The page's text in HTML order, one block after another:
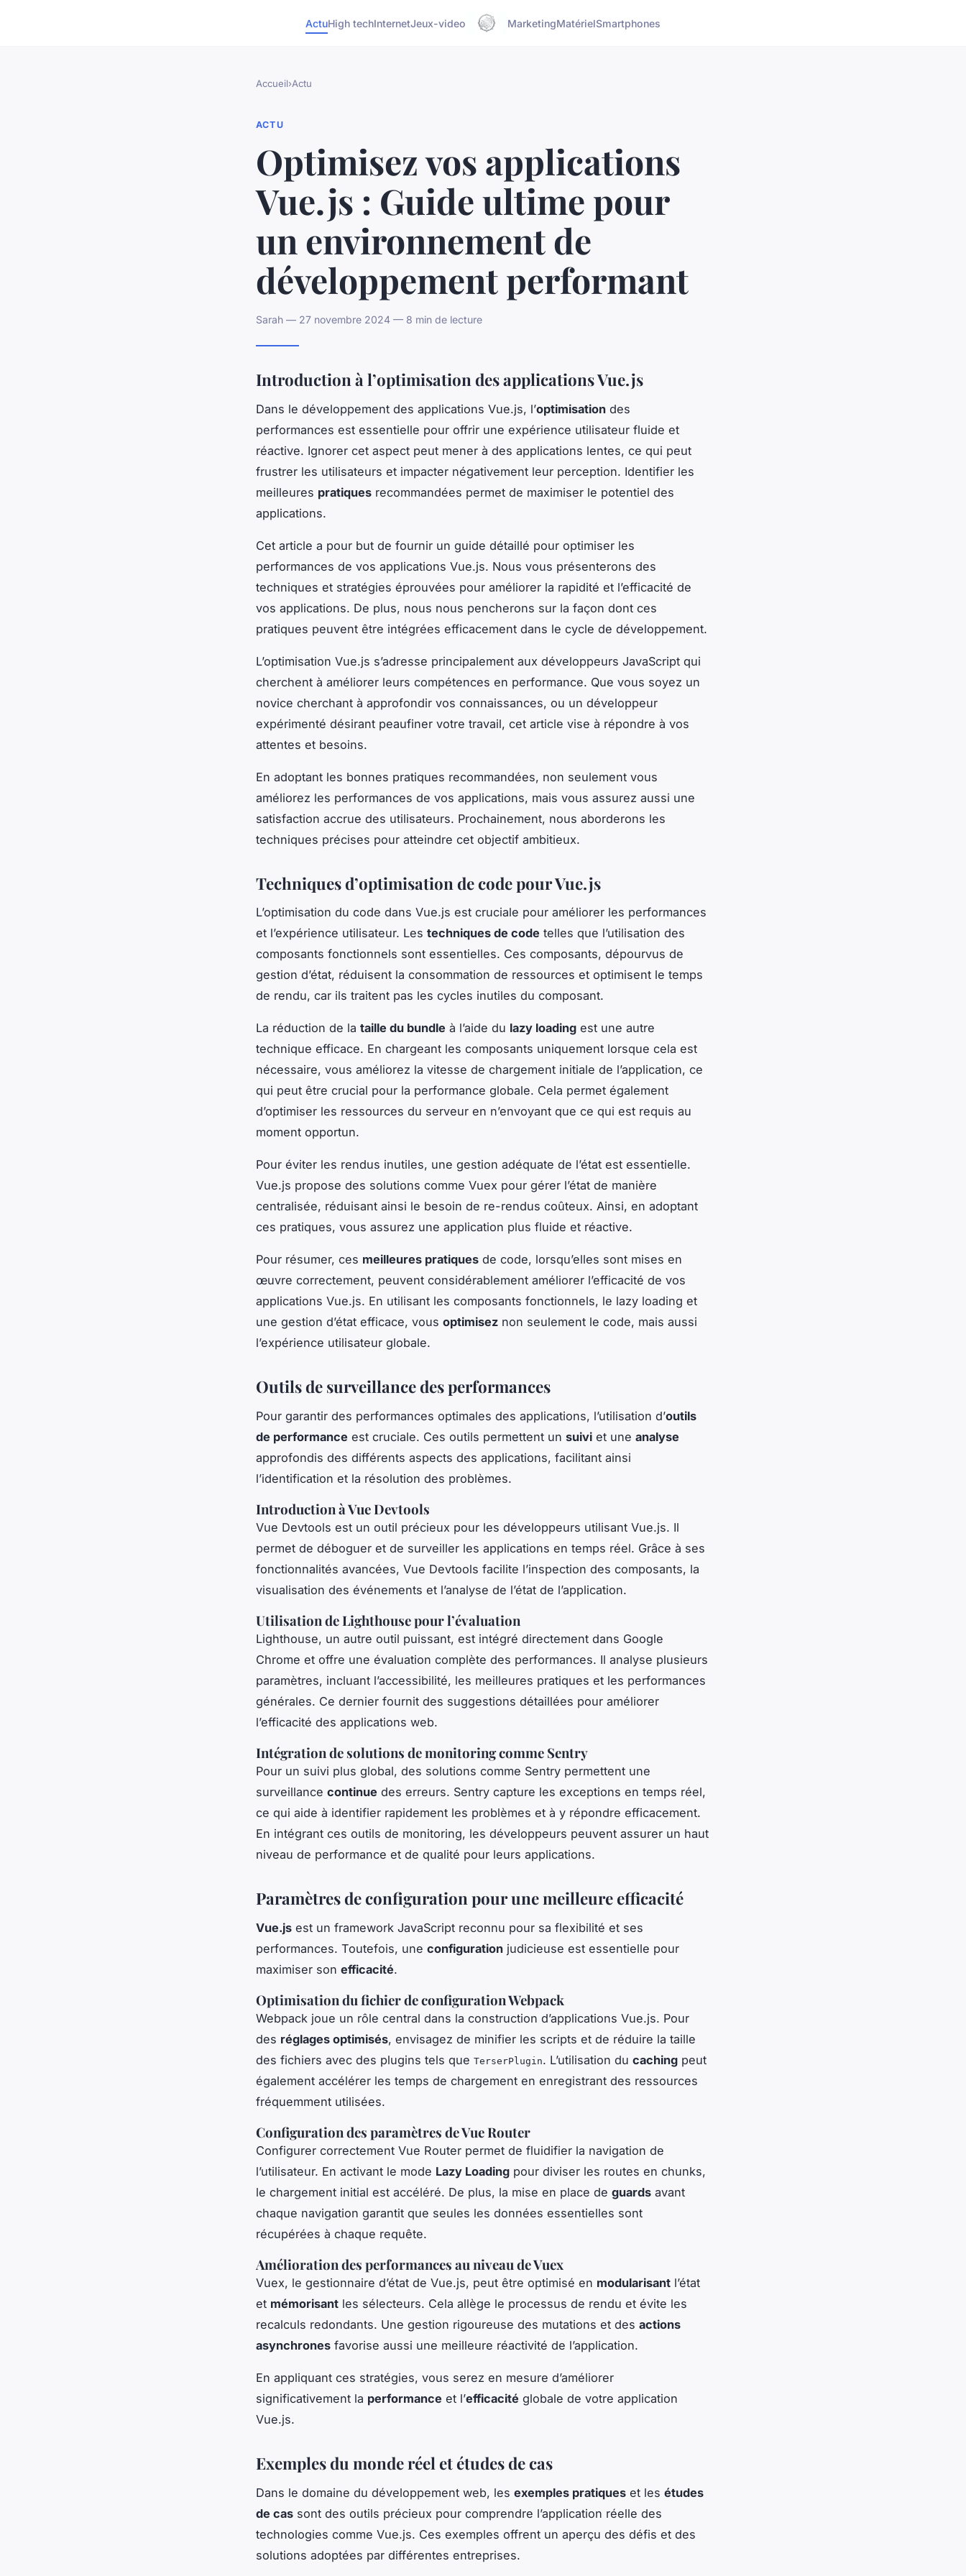
ActuHigh techInternetJeux-video MarketingMatérielSmartphones
Accueil›Actu
ACTU
Optimisez vos applications
Vue.js : Guide ultime pour
un environnement de
développement performant
Sarah — 27 novembre 2024 — 8 min de lecture
Introduction à l’optimisation des applications Vue.js
Dans le développement des applications Vue.js, l’optimisation des
performances est essentielle pour offrir une expérience utilisateur fluide et
réactive. Ignorer cet aspect peut mener à des applications lentes, ce qui peut
frustrer les utilisateurs et impacter négativement leur perception. Identifier les
meilleures pratiques recommandées permet de maximiser le potentiel des
applications.
Cet article a pour but de fournir un guide détaillé pour optimiser les
performances de vos applications Vue.js. Nous vous présenterons des
techniques et stratégies éprouvées pour améliorer la rapidité et l’efficacité de
vos applications. De plus, nous nous pencherons sur la façon dont ces
pratiques peuvent être intégrées efficacement dans le cycle de développement.
L’optimisation Vue.js s’adresse principalement aux développeurs JavaScript qui
cherchent à améliorer leurs compétences en performance. Que vous soyez un
novice cherchant à approfondir vos connaissances, ou un développeur
expérimenté désirant peaufiner votre travail, cet article vise à répondre à vos
attentes et besoins.
En adoptant les bonnes pratiques recommandées, non seulement vous
améliorez les performances de vos applications, mais vous assurez aussi une
satisfaction accrue des utilisateurs. Prochainement, nous aborderons les
techniques précises pour atteindre cet objectif ambitieux.
Techniques d’optimisation de code pour Vue.js
L’optimisation du code dans Vue.js est cruciale pour améliorer les performances
et l’expérience utilisateur. Les techniques de code telles que l’utilisation des
composants fonctionnels sont essentielles. Ces composants, dépourvus de
gestion d’état, réduisent la consommation de ressources et optimisent le temps
de rendu, car ils traitent pas les cycles inutiles du composant.
La réduction de la taille du bundle à l’aide du lazy loading est une autre
technique efficace. En chargeant les composants uniquement lorsque cela est
nécessaire, vous améliorez la vitesse de chargement initiale de l’application, ce
qui peut être crucial pour la performance globale. Cela permet également
d’optimiser les ressources du serveur en n’envoyant que ce qui est requis au
moment opportun.
Pour éviter les rendus inutiles, une gestion adéquate de l’état est essentielle.
Vue.js propose des solutions comme Vuex pour gérer l’état de manière
centralisée, réduisant ainsi le besoin de re-rendus coûteux. Ainsi, en adoptant
ces pratiques, vous assurez une application plus fluide et réactive.
Pour résumer, ces meilleures pratiques de code, lorsqu’elles sont mises en
œuvre correctement, peuvent considérablement améliorer l’efficacité de vos
applications Vue.js. En utilisant les composants fonctionnels, le lazy loading et
une gestion d’état efficace, vous optimisez non seulement le code, mais aussi
l’expérience utilisateur globale.
Outils de surveillance des performances
Pour garantir des performances optimales des applications, l’utilisation d’outils
de performance est cruciale. Ces outils permettent un suivi et une analyse
approfondis des différents aspects des applications, facilitant ainsi
l’identification et la résolution des problèmes.
Introduction à Vue Devtools
Vue Devtools est un outil précieux pour les développeurs utilisant Vue.js. Il
permet de déboguer et de surveiller les applications en temps réel. Grâce à ses
fonctionnalités avancées, Vue Devtools facilite l’inspection des composants, la
visualisation des événements et l’analyse de l’état de l’application.
Utilisation de Lighthouse pour l’évaluation
Lighthouse, un autre outil puissant, est intégré directement dans Google
Chrome et offre une évaluation complète des performances. Il analyse plusieurs
paramètres, incluant l’accessibilité, les meilleures pratiques et les performances
générales. Ce dernier fournit des suggestions détaillées pour améliorer
l’efficacité des applications web.
Intégration de solutions de monitoring comme Sentry
Pour un suivi plus global, des solutions comme Sentry permettent une
surveillance continue des erreurs. Sentry capture les exceptions en temps réel,
ce qui aide à identifier rapidement les problèmes et à y répondre efficacement.
En intégrant ces outils de monitoring, les développeurs peuvent assurer un haut
niveau de performance et de qualité pour leurs applications.
Paramètres de configuration pour une meilleure efficacité
Vue.js est un framework JavaScript reconnu pour sa flexibilité et ses
performances. Toutefois, une configuration judicieuse est essentielle pour
maximiser son efficacité.
Optimisation du fichier de configuration Webpack
Webpack joue un rôle central dans la construction d’applications Vue.js. Pour
des réglages optimisés, envisagez de minifier les scripts et de réduire la taille
des fichiers avec des plugins tels que TerserPlugin. L’utilisation du caching peut
également accélérer les temps de chargement en enregistrant des ressources
fréquemment utilisées.
Configuration des paramètres de Vue Router
Configurer correctement Vue Router permet de fluidifier la navigation de
l’utilisateur. En activant le mode Lazy Loading pour diviser les routes en chunks,
le chargement initial est accéléré. De plus, la mise en place de guards avant
chaque navigation garantit que seules les données essentielles sont
récupérées à chaque requête.
Amélioration des performances au niveau de Vuex
Vuex, le gestionnaire d’état de Vue.js, peut être optimisé en modularisant l’état
et mémorisant les sélecteurs. Cela allège le processus de rendu et évite les
recalculs redondants. Une gestion rigoureuse des mutations et des actions
asynchrones favorise aussi une meilleure réactivité de l’application.
En appliquant ces stratégies, vous serez en mesure d’améliorer
significativement la performance et l’efficacité globale de votre application
Vue.js.
Exemples du monde réel et études de cas
Dans le domaine du développement web, les exemples pratiques et les études
de cas sont des outils précieux pour comprendre l’application réelle des
technologies comme Vue.js. Ces exemples offrent un aperçu des défis et des
solutions adoptées par différentes entreprises.